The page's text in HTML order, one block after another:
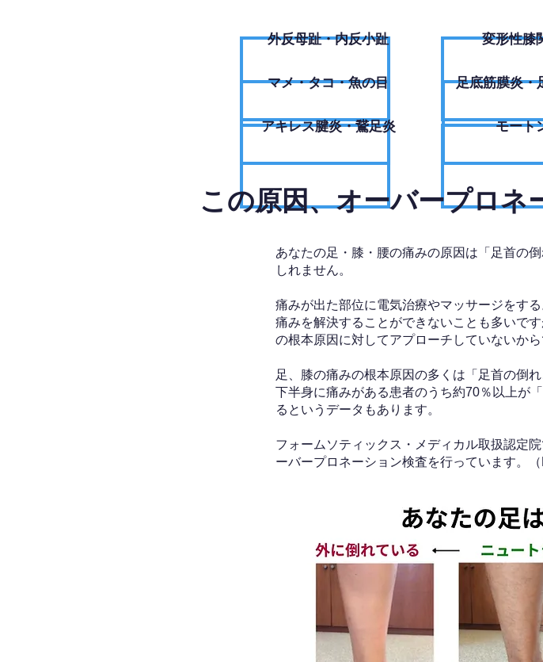
外反母趾・内反小趾
​マメ・タコ・魚の目
アキレス腱炎・鵞足炎
変形性膝
足底筋膜炎・
モート
この原因、オーバープロネ
あなたの足・膝・腰の痛みの原因は「足首の
しれません。
痛みが出た部位に電気治療やマッサージをす
痛みを解決することができないことも多いで
の根本原因に対してアプローチしていないから
足、膝の痛みの根本原因の多くは「足首の倒
下半身に痛みがある患者のうち約70％以上が
るというデータもあります。
フォームソティックス・メディカル取扱認定
ーバープロネーション検査を行っています。（